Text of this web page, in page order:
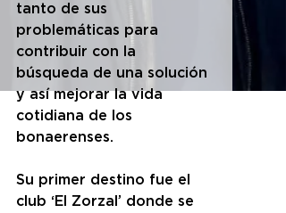
tanto de sus
problemáticas para
contribuir con la
búsqueda de una solución
y así mejorar la vida
cotidiana de los
bonaerenses.
Su primer destino fue el
club ‘El Zorzal’ donde se